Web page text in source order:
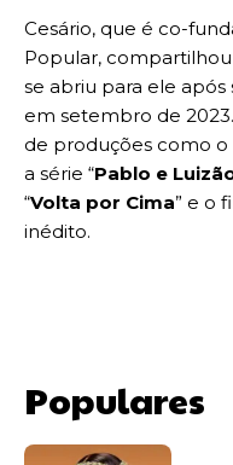
Cesário, que é co-
Popular,
se abriu para ele após
em setembro de
de produções como o
a série “Pablo e
“Volta por Cima” e o
inédito.
Populares